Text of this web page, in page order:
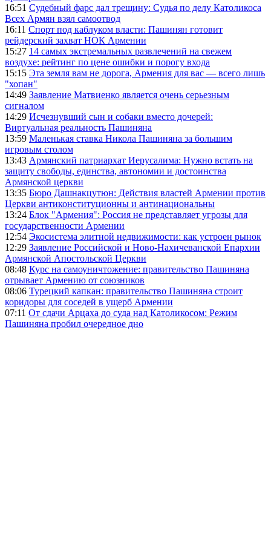
16:51 Судебный фарс дал трещину: Судья по делу Католикоса
Всех Армян взял самоотвод
16:11 Спорт под каблуком власти: Пашинян готовит
рейдерский захват НОК Армении
15:27 14 самых экстремальных развлечений на свежем
воздухе: рейтинг по цене ошибки и порогу входа
15:15 Эта земля вам не дорога, Армения для вас — всего лишь
"хопан"
14:49 Заявление Матвиенко является очень серьезным
сигналом
14:29 Исчезнувший сын и собаки вместо дочерей:
Виртуальная реальность Пашиняна
13:59 Маленькая ставка Никола Пашиняна за большим
игровым столом
13:43 Армянский патриархат Иерусалима: Нужно встать на
защиту свободы, единства, автономии и достоинства
Армянской церкви
13:35 Бюро Дашнакцутюн: Действия властей Армении против
Церкви антиконституционны и антинациональны
13:24 Блок "Армения": Россия не представляет угрозы для
государственности Армении
12:54 Экосистема элитной недвижимости: как устроен рынок
12:29 Заявление Российской и Ново-Нахичеванской Епархии
Армянской Апостольской Церкви
08:48 Курс на самоуничтожение: правительство Пашиняна
отрывает Армению от союзников
08:06 Турецкий капкан: правительство Пашиняна строит
коридоры для соседей в ущерб Армении
07:11 От сдачи Арцаха до суда над Католикосом: Режим
Пашиняна пробил очередное дно